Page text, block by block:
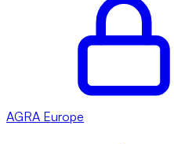
AGRA Europe